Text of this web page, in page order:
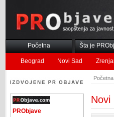
Početna Šta je
Beograd Novi Sad
Početna
Novi
PRObjave